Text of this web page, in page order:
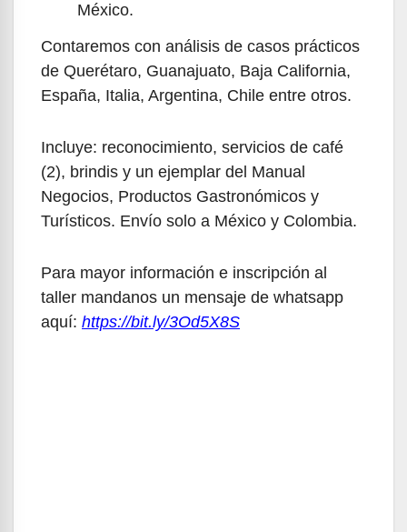
México.
Contaremos con análisis de casos prácticos
de Querétaro, Guanajuato, Baja California,
España, Italia, Argentina, Chile entre otros.
Incluye: reconocimiento, servicios de café
(2), brindis y un ejemplar del Manual
Negocios, Productos Gastronómicos y
Turísticos. Envío solo a México y Colombia.
Para mayor información e inscripción al
taller mandanos un mensaje de whatsapp
aquí: https://bit.ly/3Od5X8S